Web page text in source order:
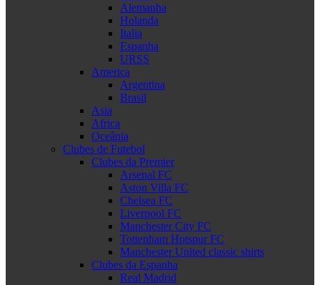
Alemanha
Holanda
Italia
Espanha
URSS
America
Argentina
Brasil
Asia
Africa
Oceânia
Clubes de Futebol
Clubes da Premier
Arsenal FC
Aston Villa FC
Chelsea FC
Liverpool FC
Manchester City FC
Tottenham Hotspur FC
Manchester United classic shirts
Clubes da Espanha
Real Madrid